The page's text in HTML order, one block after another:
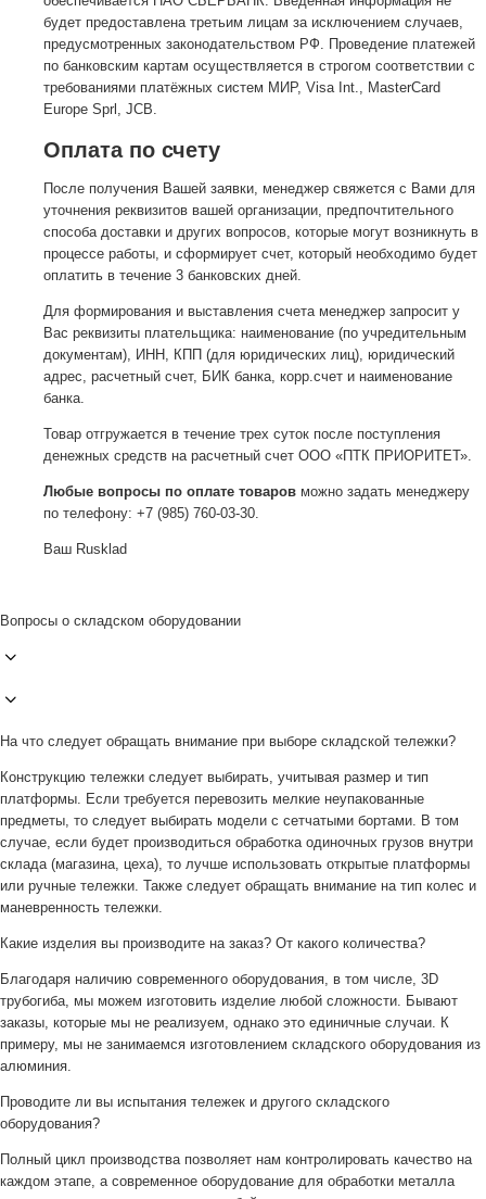
будет предоставлена третьим лицам за исключением случаев,
предусмотренных законодательством РФ. Проведение платежей
по банковским картам осуществляется в строгом соответствии с
требованиями платёжных систем МИР, Visa Int., MasterCard
Europe Sprl, JCB.
Оплата по счету
После получения Вашей заявки, менеджер свяжется с Вами для
уточнения реквизитов вашей организации, предпочтительного
способа доставки и других вопросов, которые могут возникнуть в
процессе работы, и сформирует счет, который необходимо будет
оплатить в течение 3 банковских дней.
Для формирования и выставления счета менеджер запросит у
Вас реквизиты плательщика: наименование (по учредительным
документам), ИНН, КПП (для юридических лиц), юридический
адрес, расчетный счет, БИК банка, корр.счет и наименование
банка.
Товар отгружается в течение трех суток после поступления
денежных средств на расчетный счет ООО «ПТК ПРИОРИТЕТ».
Любые вопросы по оплате товаров можно задать менеджеру
по телефону: +7 (985) 760-03-30.
Ваш Rusklad
Вопросы о складском оборудовании
На что следует обращать внимание при выборе складской тележки?
Конструкцию тележки следует выбирать, учитывая размер и тип
платформы. Если требуется перевозить мелкие неупакованные
предметы, то следует выбирать модели с сетчатыми бортами. В том
случае, если будет производиться обработка одиночных грузов внутри
склада (магазина, цеха), то лучше использовать открытые платформы
или ручные тележки. Также следует обращать внимание на тип колес и
маневренность тележки.
Какие изделия вы производите на заказ? От какого количества?
Благодаря наличию современного оборудования, в том числе, 3D
трубогиба, мы можем изготовить изделие любой сложности. Бывают
заказы, которые мы не реализуем, однако это единичные случаи. К
примеру, мы не занимаемся изготовлением складского оборудования из
алюминия.
Проводите ли вы испытания тележек и другого складского
оборудования?
Полный цикл производства позволяет нам контролировать качество на
каждом этапе, а современное оборудование для обработки металла